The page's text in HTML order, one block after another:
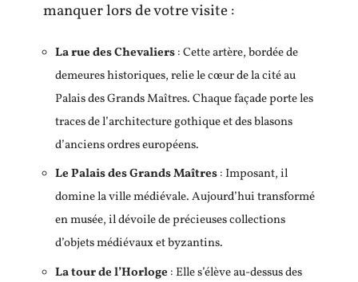
manquer lors de votre visite :
La rue des Chevaliers: Cette artère, bordée de
demeures historiques, relie le cœur de la cité au
Palais des Grands Maîtres. Chaque façade porte les
traces de l’architecture gothique et des blasons
d’anciens ordres européens.
Le Palais des Grands Maîtres: Imposant, il
domine la ville médiévale. Aujourd’hui transformé
en musée, il dévoile de précieuses collections
d’objets médiévaux et byzantins.
La tour de l’Horloge : Elle s’élève au-dessus des